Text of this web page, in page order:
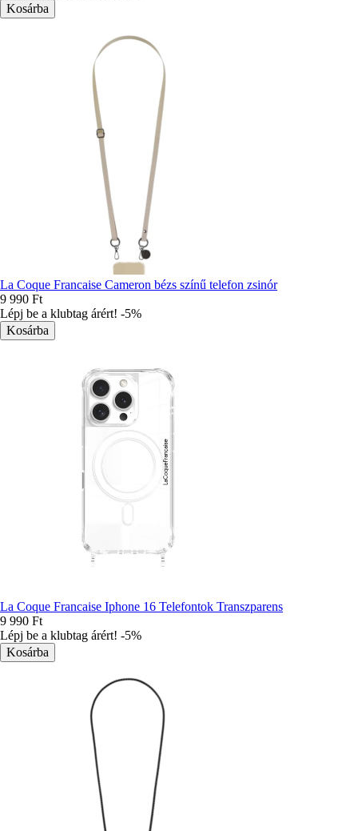
La Coque Francaise Cameron bézs színű telefon zsinór
9 990 Ft
Lépj be a klubtag árért! -5%
La Coque Francaise Iphone 16 Telefontok Transzparens
9 990 Ft
Lépj be a klubtag árért! -5%